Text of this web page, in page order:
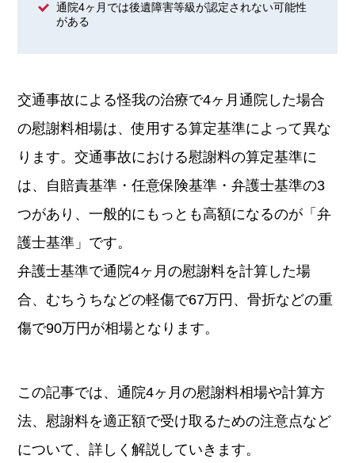
通院4ヶ月では後遺障害等級が認定されない可能性
がある
交通事故による怪我の治療で4ヶ月通院した場合
の慰謝料相場は、使用する算定基準によって異な
ります。交通事故における慰謝料の算定基準に
は、自賠責基準・任意保険基準・弁護士基準の3
つがあり、一般的にもっとも高額になるのが「弁
護士基準」です。
弁護士基準で通院4ヶ月の慰謝料を計算した場
合、むちうちなどの軽傷で67万円、骨折などの重
傷で90万円が相場となります。
この記事では、通院4ヶ月の慰謝料相場や計算方
法、慰謝料を適正額で受け取るための注意点など
について、詳しく解説していきます。